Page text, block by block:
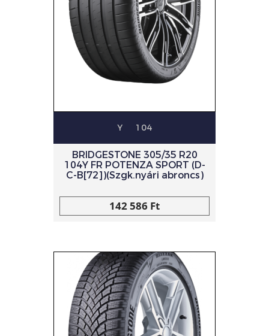
Y 104
BRIDGESTONE 305/35 R20
104Y FR POTENZA SPORT (D-
C-B[72])(Szgk.nyári abroncs)
142 586 Ft